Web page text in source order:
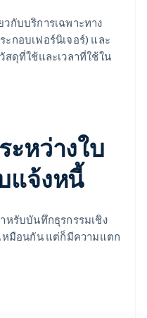
วกับบริการเฉพาะทาง
กอบเฟอร์นิเจอร์) และ
สดุที่ใช้และเวลาที่ใช้ใน
หว่างใบ
แจ้งหนี้
หรับบันทึกธุรกรรมเชิง
มือนกัน แต่ก็มีความแตก